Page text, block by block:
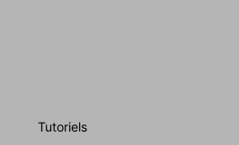
Tutoriels